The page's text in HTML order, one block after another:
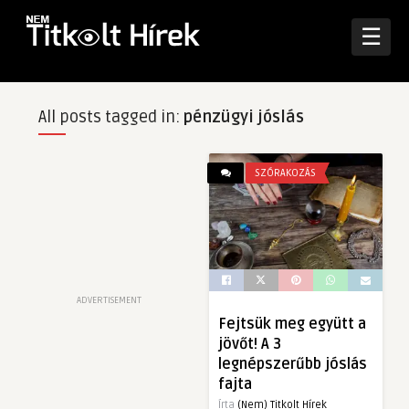
☰
All posts tagged in: pénzügyi jóslás
ADVERTISEMENT
SZÓRAKOZÁS
Fejtsük meg együtt a
jövőt! A 3
legnépszerűbb jóslás
fajta
Írta (Nem) Titkolt Hírek